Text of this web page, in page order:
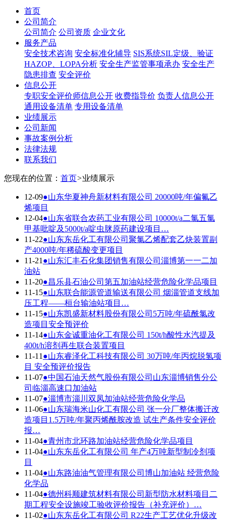
首页
公司简介
公司简介 公司资质 企业文化
服务产品
安全技术咨询 安全标准化辅导 SIS系统SIL定级、验证
HAZOP、LOPA分析 安全生产监管事项承办 安全生产
隐患排查 安全评价
信息公开
专职安全评价师信息公开 收费指导价 负责人信息公开
通用设备清单 专用设备清单
业绩展示
公司新闻
事故案例分析
法律法规
联系我们
您现在的位置： 首页>业绩展示
12-09●山东华夏神舟新材料有限公司 20000吨/年偏氟乙
烯项目
12-04●山东省联合农药工业有限公司 10000t/a二氯五氯
甲基吡啶及5000t/a啶虫脒原药建设项目…
11-22●山东东岳化工有限公司聚氯乙烯配套乙炔装置副
产4000吨/年稀硫酸变更项目
11-21 ●山东汇丰石化集团销售有限公司淄博第一一二加
油站
11-20●昌乐县石油公司第五加油站经营危险化学品项目
11-15●山东联合能源管道输送有限公司 烟淄管道支线加
压工程——桓台输油站项目…
11-15●山东凯盛新材料股份有限公司5万吨/年硫酰氯改
造项目安全预评价
11-14●山东金诚重油化工有限公司 150t/h酸性水汽提及
400t/h溶剂再生联合装置项目
11-11 ●山东睿泽化工科技有限公司 30万吨/年丙烷脱氢项
目 安全预评价报告
11-07●中国石油天然气股份有限公司山东淄博销售分公
司临淄高速口加油站
11-07●淄博市淄川双凤加油站经营危险化学品
11-06●山东瑞海米山化工有限公司 张一分厂整体搬迁改
造项目1.5万吨/年聚丙烯酰胺改造 试生产条件安全评价
报…
11-04●青州市北环路加油站经营危险化学品项目
11-04●山东东岳化工有限公司 年产4万吨新型制冷剂项
目
11-04●山东路油油气管理有限公司博山加油站 经营危险
化学品
11-04●德州科顺建筑材料有限公司新型防水材料项目二
期工程安全设施竣工验收评价报告（补充评价）…
11-02●山东东岳化工有限公司 R22生产工艺优化升级改